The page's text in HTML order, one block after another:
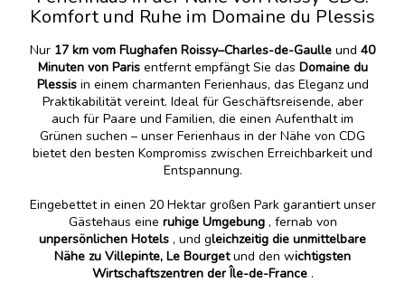
Komfort und Ruhe im Domaine du Plessis
Nur 17 km vom Flughafen Roissy–Charles-de-Gaulle und 40
Minuten von Paris entfernt empfängt Sie das Domaine du
Plessisin einem charmanten Ferienhaus, das Eleganz und
Praktikabilität vereint. Ideal für Geschäftsreisende, aber
auch für Paare und Familien, die einen Aufenthalt im
Grünen suchen – unser Ferienhaus in der Nähe von CDG
bietet den besten Kompromiss zwischen Erreichbarkeit und
Entspannung.
Eingebettet in einen 20 Hektar großen Park garantiert unser
Gästehaus eine ruhige Umgebung, fernab von
unpersönlichen Hotels , und gleichzeitig die unmittelbare
Nähe zu Villepinte, Le Bourgetund den wichtigsten
Wirtschaftszentren der Île-de-France.